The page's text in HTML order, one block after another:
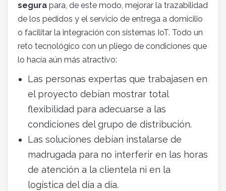
segura para, de este modo, mejorar la trazabilidad
de los pedidos y el servicio de entrega a domicilio
o facilitar la integración con sistemas IoT. Todo un
reto tecnológico con un pliego de condiciones que
lo hacía aún más atractivo:
Las personas expertas que trabajasen en
el proyecto debían mostrar total
flexibilidad para adecuarse a las
condiciones del grupo de distribución.
Las soluciones debían instalarse de
madrugada para no interferir en las horas
de atención a la clientela ni en la
logística del día a día.